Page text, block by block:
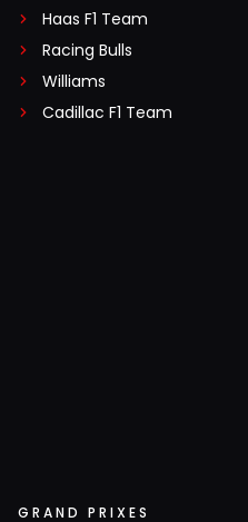
Haas F1 Team
Racing Bulls
Williams
Cadillac F1 Team
GRAND PRIXES